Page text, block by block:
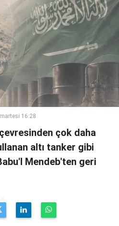
16:28
çok daha
altı tanker gibi
Mendeb'ten geri